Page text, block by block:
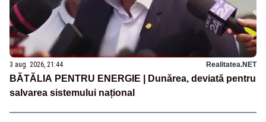
3 aug. 2026, 21:44 Realitatea.NET
BĂTĂLIA PENTRU ENERGIE | Dunărea, deviată pentru
salvarea sistemului național